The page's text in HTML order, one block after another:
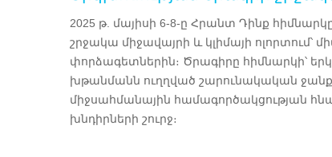
2025 թ. մայիսի 6-8-ը Հրանտ Դինք
շրջակա միջավայրի և կլիմայի
փորձագետներին։ Ծրագիրը հիմնարկի՝
խթանմանն ուղղված շարունակական
միջսահմանային համագործակցության
խնդիրների շուրջ։